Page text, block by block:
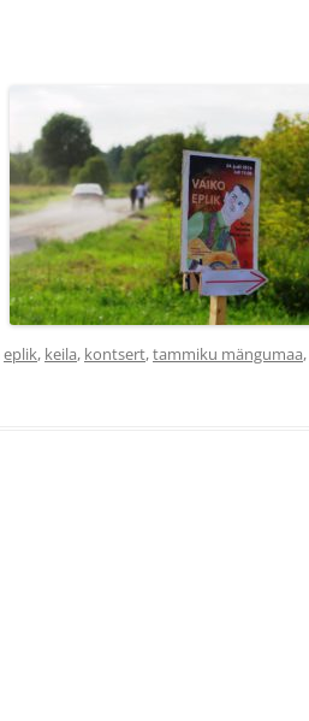
eplik, keila, kontsert,tammiku mängumaa,